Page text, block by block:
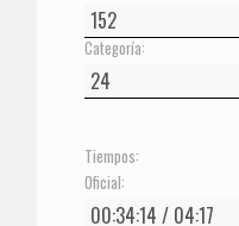
Categoría:
Tiempos:
Oficial: